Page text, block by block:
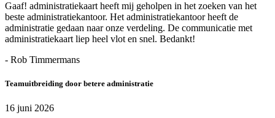
Gaaf! administratiekaart heeft mij geholpen in het zoeken van het
beste administratiekantoor. Het administratiekantoor heeft de
administratie gedaan naar onze verdeling. De communicatie met
administratiekaart liep heel vlot en snel. Bedankt!
- Rob Timmermans
Teamuitbreiding door betere administratie
16 juni 2026